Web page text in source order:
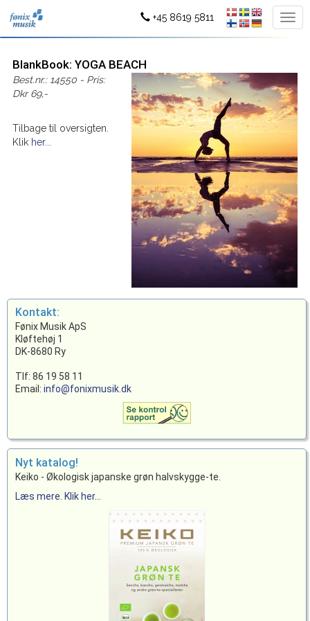
+45 8619 5811
BlankBook: YOGA BEACH
Best.nr.: 14550 - Pris:
Dkr 69,-
Tilbage til oversigten.
Klik her...
Kontakt:
Fønix Musik ApS
Kløftehøj 1
DK-8680 Ry
Tlf: 86 19 58 11
Email: info@fonixmusik.dk
Nyt katalog!
Keiko - Økologisk japanske grøn halvskygge-te.
Læs mere. Klik her...